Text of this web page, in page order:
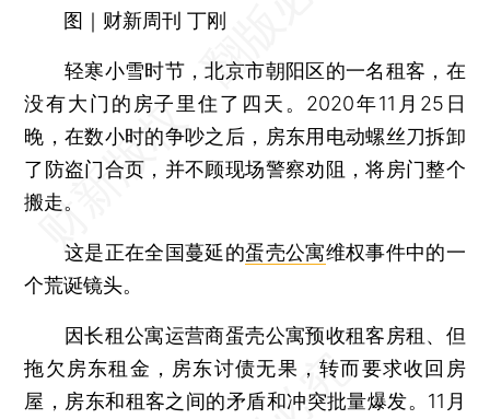
图｜财新周刊 丁刚
轻寒小雪时节，北京市朝阳区的一名租客，在
没有大门的房子里住了四天。2020年11月25日
晚，在数小时的争吵之后，房东用电动螺丝刀拆卸
了防盗门合页，并不顾现场警察劝阻，将房门整个
搬走。
这是正在全国蔓延的蛋壳公寓维权事件中的一
个荒诞镜头。
因长租公寓运营商蛋壳公寓预收租客房租、但
拖欠房东租金，房东讨债无果，转而要求收回房
屋，房东和租客之间的矛盾和冲突批量爆发。11月